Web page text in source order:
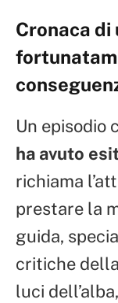
Cronaca di
Un episodio
ha avuto
richiama
prestare la
guida,
critiche
luci